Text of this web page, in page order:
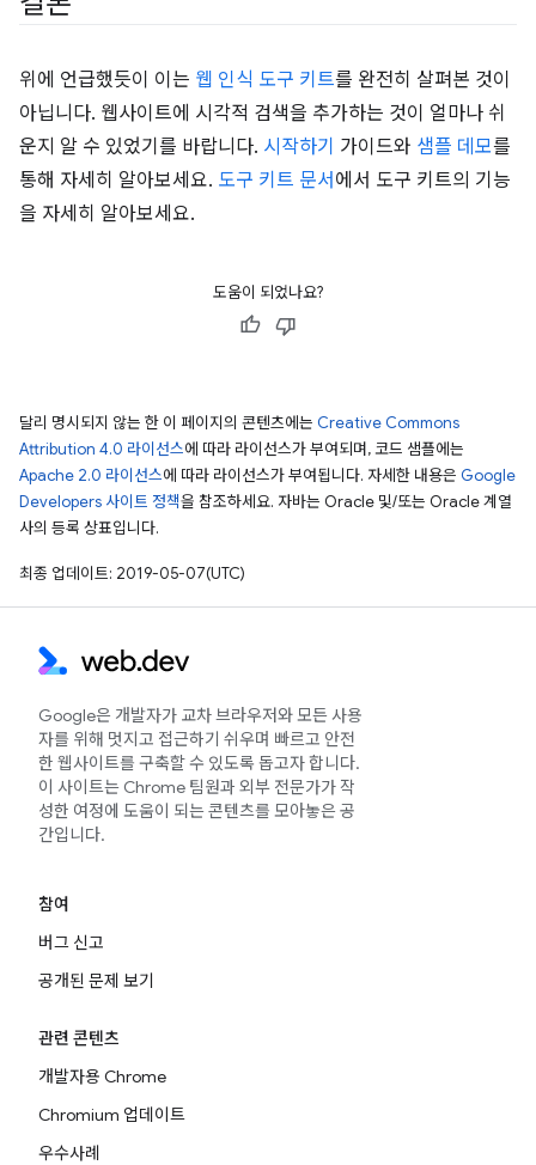
위에 언급했듯이 이는 웹 인식 도구 키트를 완전히 살펴본 것이
아닙니다. 웹사이트에 시각적 검색을 추가하는 것이 얼마나 쉬
운지 알 수 있었기를 바랍니다. 시작하기 가이드와 샘플 데모를
통해 자세히 알아보세요. 도구 키트 문서 에서 도구 키트의 기능
을 자세히 알아보세요.
도움이 되었나요?
달리 명시되지 않는 한 이 페이지의 콘텐츠에는 Creative Commons
Attribution 4.0 라이선스에 따라 라이선스가 부여되며, 코드 샘플에는
Apache 2.0 라이선스에 따라 라이선스가 부여됩니다. 자세한 내용은 Google
Developers 사이트 정책을 참조하세요. 자바는 Oracle 및/또는 Oracle 계열
사의 등록 상표입니다.
최종 업데이트: 2019-05-07(UTC)
Google은 개발자가 교차 브라우저와 모든 사용
자를 위해 멋지고 접근하기 쉬우며 빠르고 안전
한 웹사이트를 구축할 수 있도록 돕고자 합니다.
이 사이트는 Chrome 팀원과 외부 전문가가 작
성한 여정에 도움이 되는 콘텐츠를 모아놓은 공
간입니다.
참여
버그 신고
공개된 문제 보기
관련 콘텐츠
개발자용 Chrome
Chromium 업데이트
우수사례